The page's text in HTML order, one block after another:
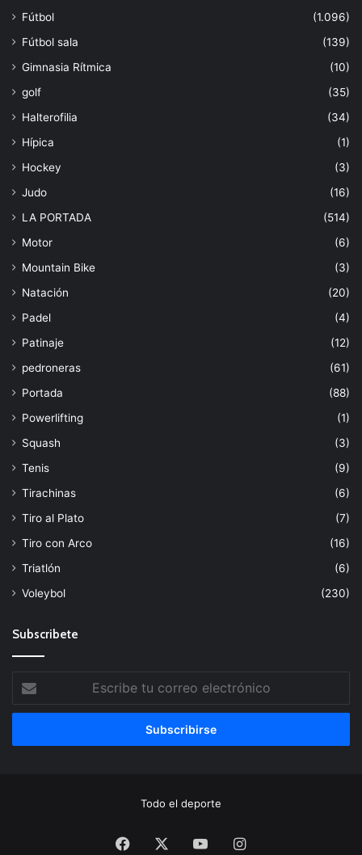
Fútbol
(1.096)
Fútbol sala
(139)
Gimnasia Rítmica
(10)
golf
(35)
Halterofilia
(34)
Hípica
(1)
Hockey
(3)
Judo
(16)
LA PORTADA
(514)
Motor
(6)
Mountain Bike
(3)
Natación
(20)
Padel
(4)
Patinaje
(12)
pedroneras
(61)
Portada
(88)
Powerlifting
(1)
Squash
(3)
Tenis
(9)
Tirachinas
(6)
Tiro al Plato
(7)
Tiro con Arco
(16)
Triatlón
(6)
Voleybol
(230)
Subscribete
tu
correo
Todo el deporte
Facebook YouTubeInstagram